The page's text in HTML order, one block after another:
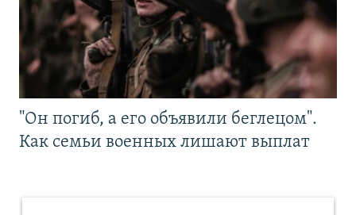
"Он погиб, а его объявили беглецом".
Как семьи военных лишают выплат